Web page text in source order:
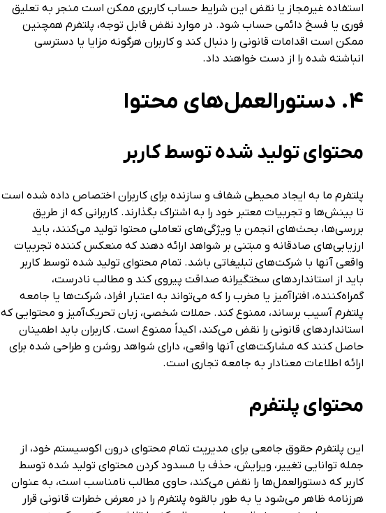
استفاده غیرمجاز یا نقض این شرایط حساب کاربری ممکن است منجر به تعلیق
فوری یا فسخ دائمی حساب شود. در موارد نقض قابل توجه، پلتفرم همچنین
ممکن است اقدامات قانونی را دنبال کند و کاربران هرگونه مزایا یا دسترسی
انباشته شده را از دست خواهند داد.
۴. دستورالعمل‌های محتوا
محتوای تولید شده توسط کاربر
پلتفرم ما به ایجاد محیطی شفاف و سازنده برای کاربران اختصاص داده شده است
تا بینش‌ها و تجربیات معتبر خود را به اشتراک بگذارند. کاربرانی که از طریق
بررسی‌ها، بحث‌های انجمن یا ویژگی‌های تعاملی محتوا تولید می‌کنند، باید
ارزیابی‌های صادقانه و مبتنی بر شواهد ارائه دهند که منعکس کننده تجربیات
واقعی آنها با شرکت‌های تبلیغاتی باشد. تمام محتوای تولید شده توسط کاربر
باید از استانداردهای سختگیرانه صداقت پیروی کند و مطالب نادرست،
گمراه‌کننده، افتراآمیز یا مخرب را که می‌تواند به اعتبار افراد، شرکت‌ها یا جامعه
پلتفرم آسیب برساند، ممنوع کند. حملات شخصی، زبان تحریک‌آمیز و محتوایی که
استانداردهای قانونی را نقض می‌کند، اکیداً ممنوع است. کاربران باید اطمینان
حاصل کنند که مشارکت‌های آنها واقعی، دارای شواهد روشن و طراحی شده برای
ارائه اطلاعات معنادار به جامعه تجاری است.
محتوای پلتفرم
این پلتفرم حقوق جامعی برای مدیریت تمام محتوای درون اکوسیستم خود، از
جمله توانایی تغییر، ویرایش، حذف یا مسدود کردن محتوای تولید شده توسط
کاربر که دستورالعمل‌ها را نقض می‌کند، حاوی مطالب نامناسب است، به عنوان
هرزنامه ظاهر می‌شود یا به طور بالقوه پلتفرم را در معرض خطرات قانونی قرار